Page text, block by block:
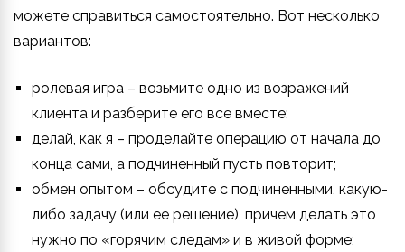
можете справиться самостоятельно. Вот несколько
вариантов:
ролевая игра – возьмите одно из возражений
клиента и разберите его все вместе;
делай, как я – проделайте операцию от начала до
конца сами, а подчиненный пусть повторит;
обмен опытом – обсудите с подчиненными, какую-
либо задачу (или ее решение), причем делать это
нужно по «горячим следам» и в живой форме;